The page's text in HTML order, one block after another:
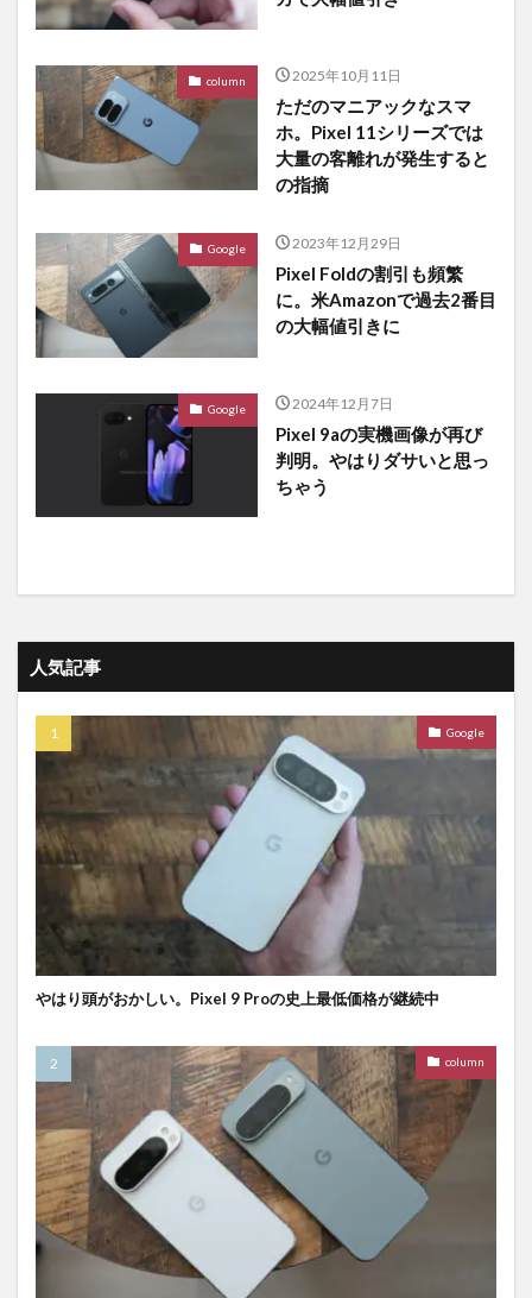
column 2025年10月11日
ただのマニアックなスマ
ホ。Pixel 11シリーズでは
大量の客離れが発生すると
の指摘
Google 2023年12月29日
Pixel Foldの割引も頻繁
に。米Amazonで過去2番目
の大幅値引きに
Google 2024年12月7日
Pixel 9aの実機画像が再び
判明。やはりダサいと思っ
ちゃう
人気記事
Google
やはり頭がおかしい。Pixel 9 Proの史上最低価格が継続中
column